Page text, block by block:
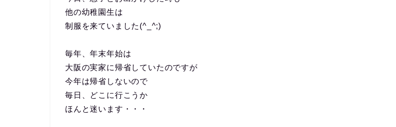
他の幼稚園生は
制服を来ていました(^_^;)
毎年、年末年始は
大阪の実家に帰省していたのですが
今年は帰省しないので
毎日、どこに行こうか
ほんと迷います・・・